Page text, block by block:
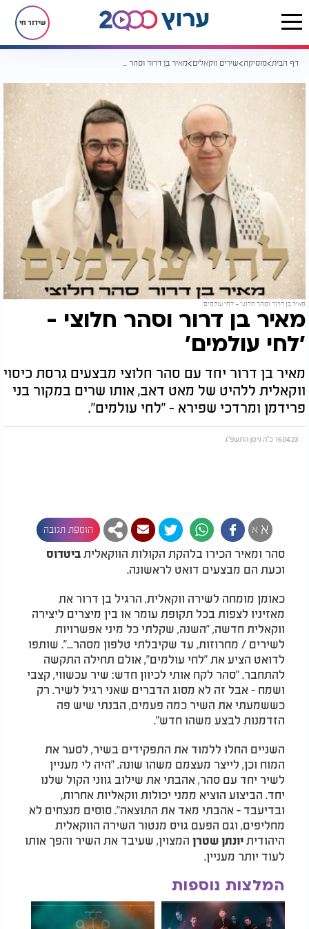
שידור חי
דף הבית מוסיקה שירים ווקאלים מאיר בן דרור וסהר חלוצי - 'לחי עולמים'
מאיר בן דרור וסהר חלוצי - 'לחי עולמים'
מאיר בן דרור וסהר חלוצי -
'לחי עולמים'
מאיר בן דרור יחד עם סהר חלוצי מבצעים גרסת כיסוי
ווקאלית ללהיט של מאט דאב, אותו שרים במקור בני
פרידמן ומרדכי שפירא - "לחי עולמים".
16.04.23 כ"ה ניסן התשפ"ג
א א הוספת תגובה
סהר ומאיר הכירו בלהקת הקולות הווקאליתביטדוס
וכעת הם מבצעים דואט לראשונה.
כאומן מומחה לשירה ווקאלית, הרגיל בן דרור את
מאזיניו לצפות בכל תקופת עומר או בין מיצרים ליצירה
ווקאלית חדשה, "השנה, שקלתי כל מיני אפשרויות
לשירים / מחרוזות, עד שקיבלתי טלפון מסהר...". שותפו
לדואט הציע את "לחי עולמים", אולם תחילה התקשה
להתחבר. "סהר לקח אותי לכיוון חדש: שיר עכשווי, קצבי
ושמח - אבל זה לא מסוג הדברים שאני רגיל לשיר. רק
כששמעתי את השיר כמה פעמים, הבנתי שיש פה
הזדמנות לבצע משהו חדש".
השניים החלו ללמוד את התפקידים בשיר, לסער את
המוח וכן, לייצר מעצמם משהו שונה. "היה לי מעניין
לשיר יחד עם סהר, אהבתי את שילוב גווני הקול שלנו
יחד. הביצוע הוציא ממני יכולות ווקאליות אחרות,
ובדיעבד - אהבתי מאד את התוצאה". סוסים מנצחים לא
מחליפים, וגם הפעם גויס מנטור השירה הווקאלית
היהודיתיונתן שטרן המצוין, שעיבד את השיר והפך אותו
לעוד יותר מעניין.
המלצות נוספות